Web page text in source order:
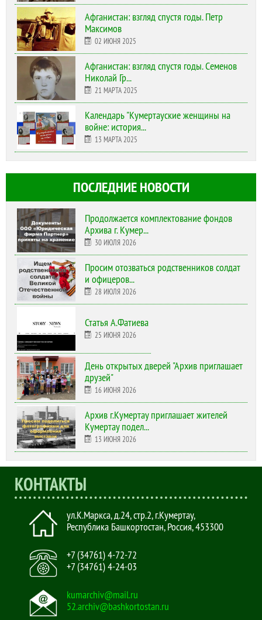
Афганистан: взгляд спустя годы. Петр
Максимов
02 ИЮНЯ 2025
Афганистан: взгляд спустя годы. Семенов
Николай Гр...
21 МАРТА 2025
Календарь "Кумертауские женщины на
войне: история...
13 МАРТА 2025
ПОСЛЕДНИЕ НОВОСТИ
Продолжается комплектование фондов
Архива г. Кумер...
30 ИЮЛЯ 2026
Просим отозваться родственников солдат
и офицеров...
28 ИЮЛЯ 2026
Статья А.Фатиева
25 ИЮНЯ 2026
День открытых дверей "Архив приглашает
друзей"
16 ИЮНЯ 2026
Архив г.Кумертау приглашает жителей
Кумертау подел...
13 ИЮНЯ 2026
КОНТАКТЫ
ул.К.Маркса, д.24, стр.2,г.Кумертау,
Республика Башкортостан, Россия,453300
+7 (34761) 4-72-72
+7 (34761) 4-24-03
kumarchiv@mail.ru
52.archiv@bashkortostan.ru